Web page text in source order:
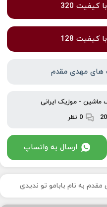
کیفیت 320
کیفیت 128
های مهدی مقدم
ماشین -موزیک ایرانی
0 نظر
ارسال به واتساپ
به نام بابامو تو ندیدی